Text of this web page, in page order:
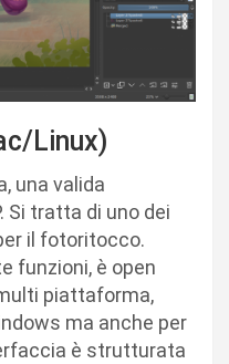
Linux)
una valida
Si tratta di uno dei
il fotoritocco.
funzioni, è open
piattaforma,
ma anche per
è strutturata